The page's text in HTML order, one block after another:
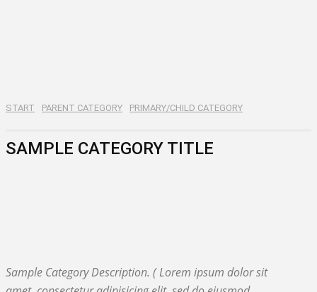
START PARENT CATEGORY PRIMARY/CHILD CATEGORY
SAMPLE CATEGORY TITLE
Sample Category Description. ( Lorem ipsum dolor sit